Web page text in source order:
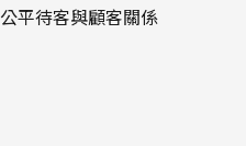
公平待客與顧客關係